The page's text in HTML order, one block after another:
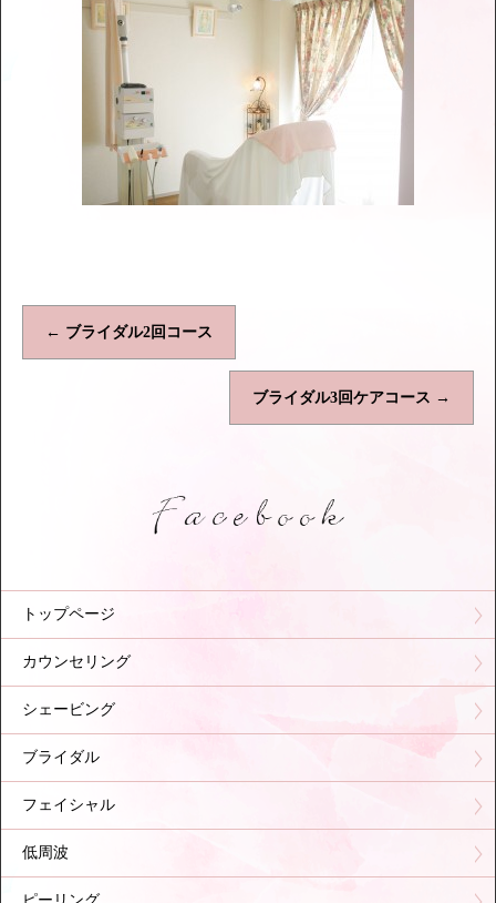
← ブライダル2回コース
ブライダル3回ケアコース →
トップページ
カウンセリング
シェービング
ブライダル
フェイシャル
低周波